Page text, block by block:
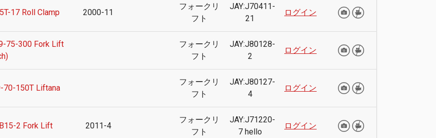
17 Roll Clamp 2000-11
フォークリ
フト
JAY:J70411-
21
ログイン
75-300 Fork Lift
フォークリ
フト
JAY:J80128-
2
ログイン
70-150T Liftana
フォークリ
フト
JAY:J80127-
4
ログイン
2 Fork Lift 2011-4
フォークリ
フト
JAY:J71220-
7 hello
ログイン